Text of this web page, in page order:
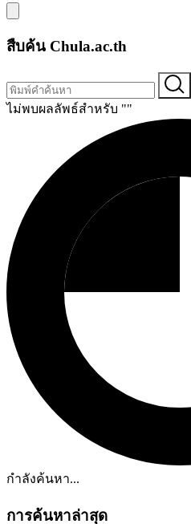
สืบค้น Chula.ac.th
ไม่พบผลลัพธ์สำหรับ ""
กำลังค้นหา...
การค้นหาล่าสุด